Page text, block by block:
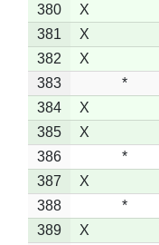
380 X
381
X
382
X
383
*
384
X
385
X
386
*
387
X
388
*
389
X